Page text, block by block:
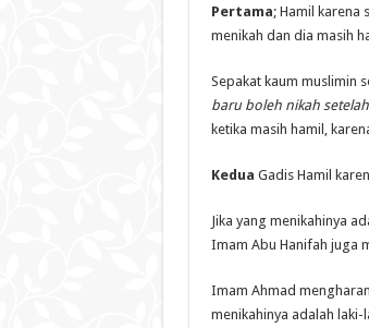
Pertama; Hamil karena
menikah dan dia masih
Sepakat kaum muslimin
baru boleh nikah
ketika masih hamil,
Kedua Gadis Hamil
Jika yang menikahinya
Imam Abu Hanifah juga
Imam Ahmad
menikahinya adalah